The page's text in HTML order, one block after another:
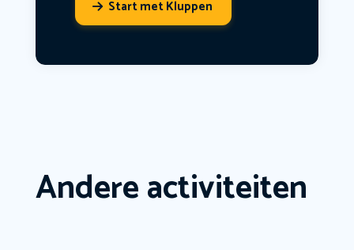
Start met Kluppen
Andere activiteiten